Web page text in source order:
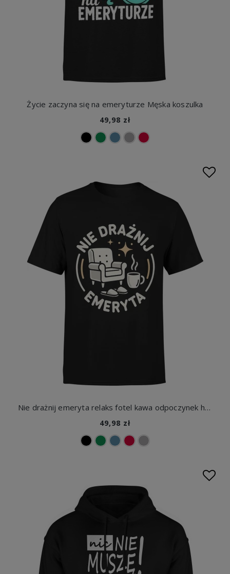
Życie zaczyna się na emeryturze Męska koszulka
49,98 zł
Nie drażnij emeryta relaks fotel kawa odpoczynek humor styl retro chill domowy klimat Męska koszulka
49,98 zł